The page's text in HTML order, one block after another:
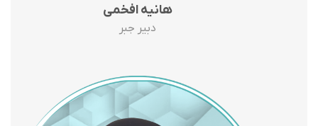
هانیه افخمی
دبیر جبر